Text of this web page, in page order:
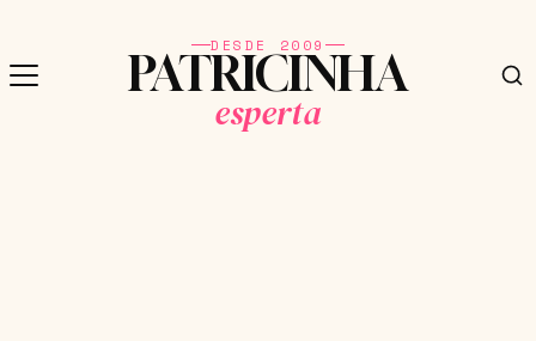
DESDE 2009
PATRICINHA
esperta